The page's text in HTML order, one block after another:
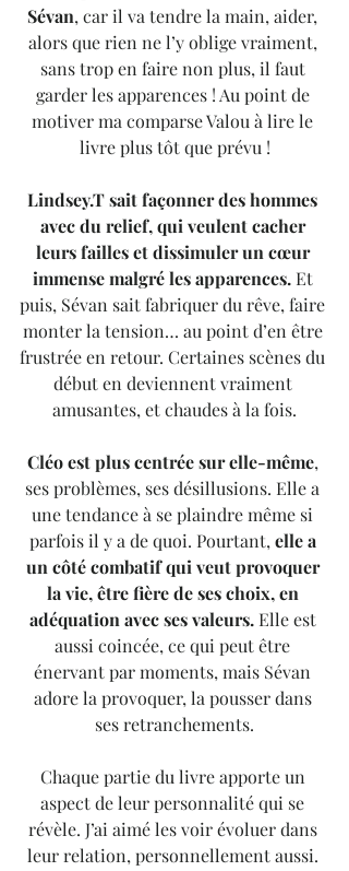
Sévan, car il va tendre la main, aider,
alors que rien ne l’y oblige vraiment,
sans trop en faire non plus, il faut
garder les apparences ! Au point de
motiver ma comparse Valou à lire le
livre plus tôt que prévu !
Lindsey.T sait façonner des hommes
avec du relief, qui veulent cacher
leurs failles et dissimuler un cœur
immense malgré les apparences. Et
puis, Sévan sait fabriquer du rêve, faire
monter la tension… au point d’en être
frustrée en retour. Certaines scènes du
début en deviennent vraiment
amusantes, et chaudes à la fois.
Cléo est plus centrée sur elle-même,
ses problèmes, ses désillusions. Elle a
une tendance à se plaindre même si
parfois il y a de quoi. Pourtant, elle a
un côté combatif qui veut provoquer
la vie, être fière de ses choix, en
adéquation avec ses valeurs. Elle est
aussi coincée, ce qui peut être
énervant par moments, mais Sévan
adore la provoquer, la pousser dans
ses retranchements.
Chaque partie du livre apporte un
aspect de leur personnalité qui se
révèle. J’ai aimé les voir évoluer dans
leur relation, personnellement aussi.